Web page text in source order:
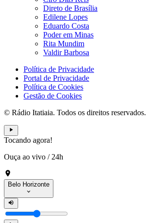
Direto de Brasília
Edilene Lopes
Eduardo Costa
Poder em Minas
Rita Mundim
Valdir Barbosa
Política de Privacidade
Portal de Privacidade
Política de Cookies
Gestão de Cookies
© Rádio Itatiaia. Todos os direitos reservados.
Tocando agora!
Ouça ao vivo / 24h
Belo Horizonte